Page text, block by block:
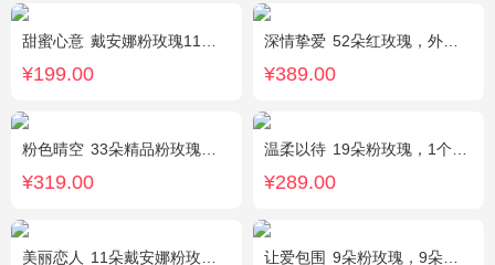
甜蜜心意 戴安娜粉玫瑰11枝，浅紫勿忘我、尤加利搭配
¥199.00
深情挚爱 52朵红玫瑰，外围相思梅
¥389.00
粉色晴空 33朵精品粉玫瑰，外围搭配石竹梅围绕。
¥319.00
温柔以待 19朵粉玫瑰，1个粉色绣球，1枝多头白百合，桔梗、满天星、绿叶搭配
¥289.00
美丽恋人 11朵戴安娜粉玫瑰，粉色满天星、尤加利绿叶搭配 让爱包围 9朵粉玫瑰，9朵红玫瑰，7朵白玫瑰，7朵蓝玫瑰，7朵香槟玫瑰，满天星和绿草丰满外围，随机赠送两只公仔